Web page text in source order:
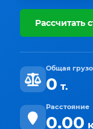
Рассчитать
Общая
0 т.
Расстояние
0.00